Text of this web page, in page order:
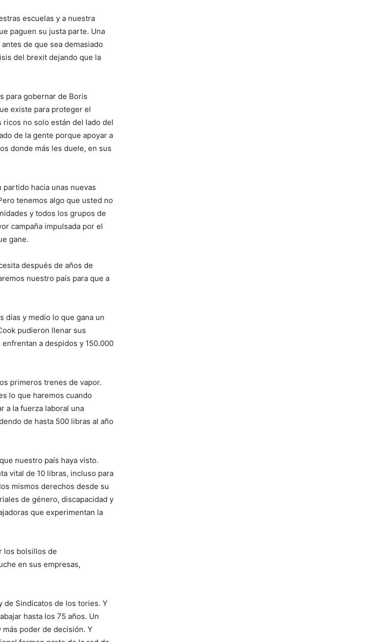
escuelas y a nuestra
paguen su justa parte. Una
de que sea demasiado
del brexit dejando que la
para gobernar de Boris
existe para proteger el
no solo están del lado del
de la gente porque apoyar a
donde más les duele, en sus
hacia unas nuevas
tenemos algo que usted no
y todos los grupos de
campaña impulsada por el
gane.
después de años de
nuestro país para que a
días y medio lo que gana un
pudieron llenar sus
a despidos y 150.000
primeros trenes de vapor.
lo que haremos cuando
a la fuerza laboral una
de hasta 500 libras al año
nuestro país haya visto.
vital de 10 libras, incluso para
mismos derechos desde su
de género, discapacidad y
que experimentan la
los bolsillos de
en sus empresas,
de Sindicatos de los tories. Y
hasta los 75 años. Un
poder de decisión. Y